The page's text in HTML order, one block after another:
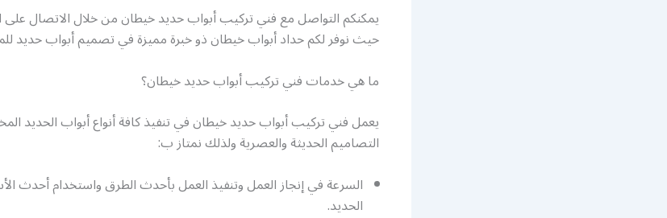
يمكنكم التواصل مع فني تركيب أبواب حديد خيطان من خلال الاتصال على
حيث نوفر لكم حداد أبواب خيطان ذو خبرة مميزة في تصميم أبواب حديد
ما هي خدمات فني تركيب أبواب حديد خيطان؟
يعمل فني تركيب أبواب حديد خيطان في تنفيذ كافة أنواع أبواب الحديد
التصاميم الحديثة والعصرية ولذلك نمتاز ب:
السرعة في إنجاز العمل وتنفيذ العمل بأحدث الطرق واستخدام أحدث
الحديد.